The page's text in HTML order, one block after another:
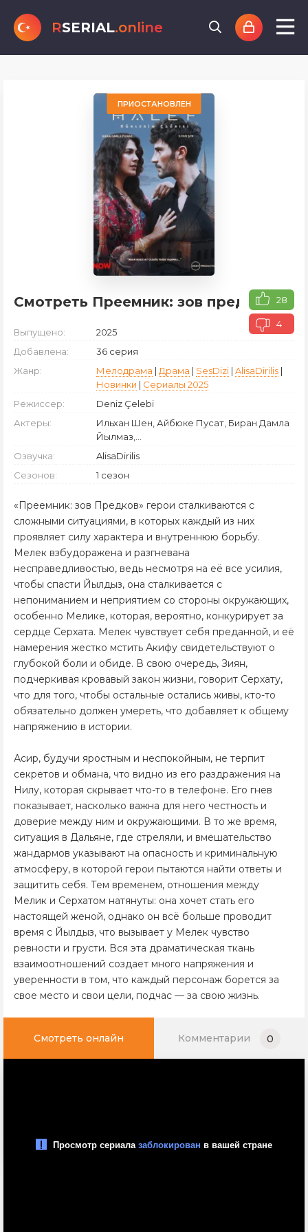
RSERIAL.online
ПРИОСТАНОВЛЕН
Смотреть Преемник: зов предков 28
4
Выпущено:
2025
Добавлена:
36 серия
Жанр:
Мелодрама | Драма | SesDizi | AlisaDirilis |
Новинки | Сериалы 2025
Режиссер:
Deniz Çelebi
Актеры:
Ильхан Шен, Айбюке Пусат, Биран Дамла
Йылмаз,...
Озвучка:
AlisaDirilis
Сезонов:
1 сезон
«Преемник: зов Предков» герои сталкиваются с
сложными ситуациями, в которых каждый из них
проявляет силу характера и внутреннюю борьбу.
Мелек взбудоражена и разгневана
несправедливостью, ведь несмотря на её все усилия,
чтобы спасти Йылдыз, она сталкивается с
непониманием и неприятием со стороны окружающих,
особенно Мелике, которая, вероятно, конкурирует за
сердце Серхата. Мелек чувствует себя преданной, и её
намерения жестко мстить Акифу свидетельствуют о
глубокой боли и обиде. В свою очередь, Зиян,
подчеркивая кровавый закон жизни, говорит Серхату,
что для того, чтобы остальные остались живы, кто-то
обязательно должен умереть, что добавляет к общему
напряжению в истории.
Асир, будучи яростным и неспокойным, не терпит
секретов и обмана, что видно из его раздражения на
Нилу, которая скрывает что-то в телефоне. Его гнев
показывает, насколько важна для него честность и
доверие между ним и окружающими. В то же время,
ситуация в Дальяне, где стреляли, и вмешательство
жандармов указывают на опасность и криминальную
атмосферу, в которой герои пытаются найти ответы и
защитить себя. Тем временем, отношения между
Мелик и Серхатом натянуты: она хочет стать его
настоящей женой, однако он всё больше проводит
время с Йылдыз, что вызывает у Мелек чувство
ревности и грусти. Вся эта драматическая ткань
взаимоотношений создает много напряжения и
уверенности в том, что каждый персонаж борется за
свое место и свои цели, подчас — за свою жизнь.
Смотреть онлайн Комментарии 0